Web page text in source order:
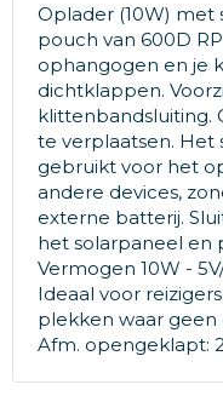
Oplader (10W) met
pouch van 600D
ophangogen en je
dichtklappen.
klittenbandsluiting.
te verplaatsen. Het
gebruikt voor het
andere devices,
externe batterij.
het solarpaneel en
Vermogen 10W -
Ideaal voor
plekken waar geen
Afm. opengeklapt: